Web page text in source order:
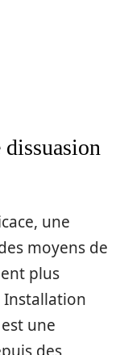
une
moyens de
plus
une
des